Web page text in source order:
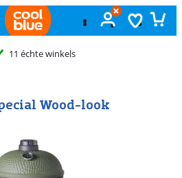
11 échte winkels
Wood-look